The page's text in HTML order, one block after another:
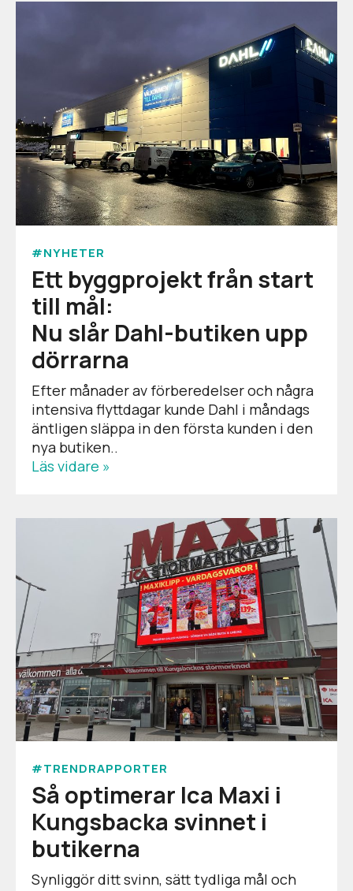
#NYHETER
Ett byggprojekt från start
till mål:
Nu slår Dahl-butiken upp
dörrarna
Efter månader av förberedelser och några
intensiva flyttdagar kunde Dahl i måndags
äntligen släppa in den första kunden i den
nya butiken..
Läs vidare »
#TRENDRAPPORTER
Så optimerar Ica Maxi i
Kungsbacka svinnet i
butikerna
Synliggör ditt svinn, sätt tydliga mål och